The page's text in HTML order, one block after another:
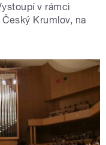
v rámci
Krumlov, na